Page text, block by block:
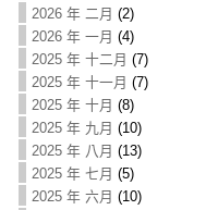
2026 年 二月 (2)
2026 年 一月 (4)
2025 年 十二月 (7)
2025 年 十一月 (7)
2025 年 十月 (8)
2025 年 九月 (10)
2025 年 八月 (13)
2025 年 七月 (5)
2025 年 六月 (10)